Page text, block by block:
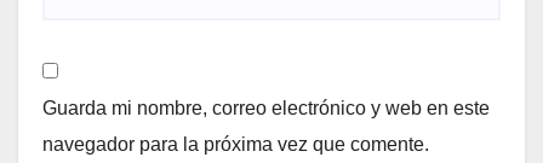
Guarda mi nombre, correo electrónico y web en este
navegador para la próxima vez que comente.